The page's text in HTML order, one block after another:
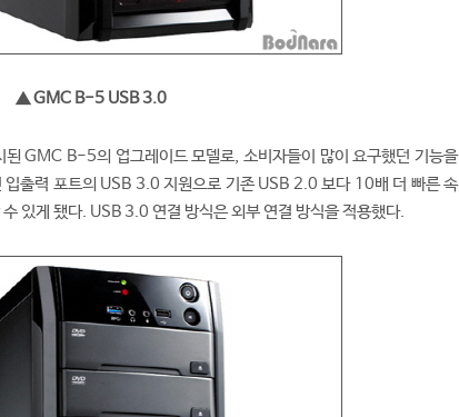
▲ GMC B-5 USB 3.0
GMC B-5의 업그레이드 모델로, 소비자들이 많이 요구했던 기능을
입출력 포트의 USB 3.0 지원으로 기존 USB 2.0 보다 10배 더 빠른 속
있게 됐다. USB 3.0 연결 방식은 외부 연결 방식을 적용했다.